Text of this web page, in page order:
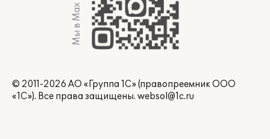
Мы в Max
© 2011-2026 АО «Группа 1С» (правопреемник ООО
«1С»). Все права защищены. websol@1c.ru